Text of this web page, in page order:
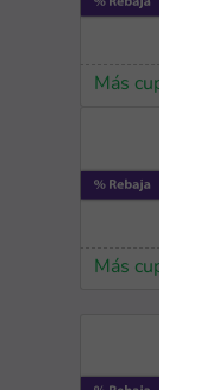
Más cupones
Más cupones